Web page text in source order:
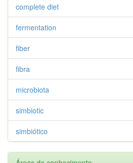
complete diet
fermentation
fiber
fibra
microbiota
simbiotic
simbiótico